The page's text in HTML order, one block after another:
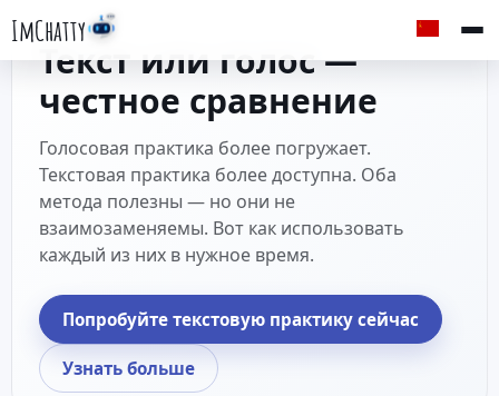
ImChatty
Текст или голос —
честное сравнение
Голосовая практика более погружает.
Текстовая практика более доступна. Оба
метода полезны — но они не
взаимозаменяемы. Вот как использовать
каждый из них в нужное время.
Попробуйте текстовую практику сейчас
Узнать больше